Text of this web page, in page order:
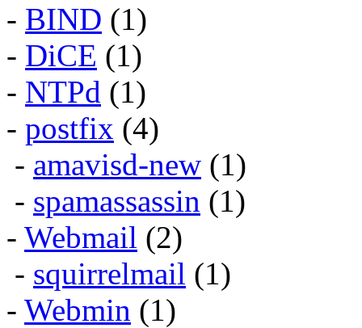
- BIND (1)
- DiCE (1)
- NTPd (1)
- postfix (4)
- amavisd-new (1)
- spamassassin (1)
- Webmail (2)
- squirrelmail (1)
- Webmin (1)